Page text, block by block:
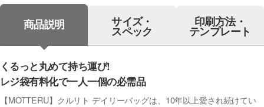
商品説明 サイズ・
スペック
印刷方法・
テンプレート
くるっと丸めて持ち運び!
レジ袋有料化で一人一個の必需品
【MOTTERU】クルリト デイリーバッグは、10年以上愛され続けてい